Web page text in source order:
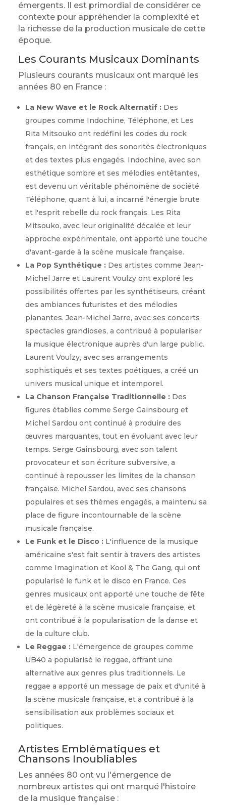
émergents. Il est primordial de considérer ce
contexte pour appréhender la complexité et
la richesse de la production musicale de cette
époque.
Les Courants Musicaux Dominants
Plusieurs courants musicaux ont marqué les
années 80 en France :
La New Wave et le Rock Alternatif :Des
groupes comme Indochine, Téléphone, et Les
Rita Mitsouko ont redéfini les codes du rock
français, en intégrant des sonorités électroniques
et des textes plus engagés. Indochine, avec son
esthétique sombre et ses mélodies entêtantes,
est devenu un véritable phénomène de société.
Téléphone, quant à lui, a incarné l'énergie brute
et l'esprit rebelle du rock français. Les Rita
Mitsouko, avec leur originalité décalée et leur
approche expérimentale, ont apporté une touche
d'avant-garde à la scène musicale française.
La Pop Synthétique :Des artistes comme Jean-
Michel Jarre et Laurent Voulzy ont exploré les
possibilités offertes par les synthétiseurs, créant
des ambiances futuristes et des mélodies
planantes. Jean-Michel Jarre, avec ses concerts
spectacles grandioses, a contribué à populariser
la musique électronique auprès d'un large public.
Laurent Voulzy, avec ses arrangements
sophistiqués et ses textes poétiques, a créé un
univers musical unique et intemporel.
La Chanson Française Traditionnelle :Des
figures établies comme Serge Gainsbourg et
Michel Sardou ont continué à produire des
œuvres marquantes, tout en évoluant avec leur
temps. Serge Gainsbourg, avec son talent
provocateur et son écriture subversive, a
continué à repousser les limites de la chanson
française. Michel Sardou, avec ses chansons
populaires et ses thèmes engagés, a maintenu sa
place de figure incontournable de la scène
musicale française.
Le Funk et le Disco :L'influence de la musique
américaine s'est fait sentir à travers des artistes
comme Imagination et Kool & The Gang, qui ont
popularisé le funk et le disco en France. Ces
genres musicaux ont apporté une touche de fête
et de légèreté à la scène musicale française, et
ont contribué à la popularisation de la danse et
de la culture club.
Le Reggae :L'émergence de groupes comme
UB40 a popularisé le reggae, offrant une
alternative aux genres plus traditionnels. Le
reggae a apporté un message de paix et d'unité à
la scène musicale française, et a contribué à la
sensibilisation aux problèmes sociaux et
politiques.
Artistes Emblématiques et
Chansons Inoubliables
Les années 80 ont vu l'émergence de
nombreux artistes qui ont marqué l'histoire
de la musique française :